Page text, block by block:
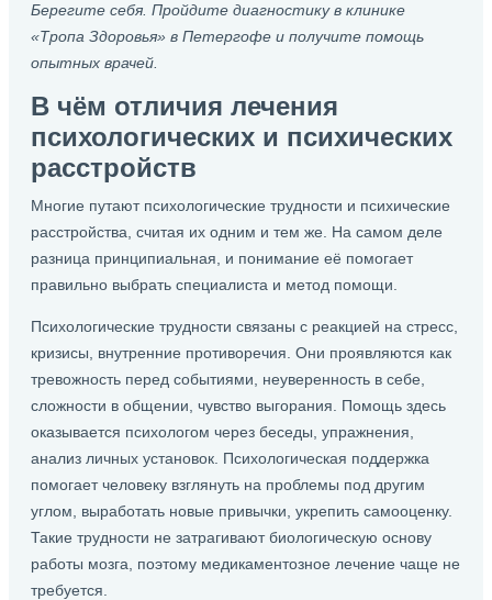
Берегите себя. Пройдите диагностику в клинике
«Тропа Здоровья» в Петергофе и получите помощь
опытных врачей.
В чём отличия лечения
психологических и психических
расстройств
Многие путают психологические трудности и психические
расстройства, считая их одним и тем же. На самом деле
разница принципиальная, и понимание её помогает
правильно выбрать специалиста и метод помощи.
Психологические трудности связаны с реакцией на стресс,
кризисы, внутренние противоречия. Они проявляются как
тревожность перед событиями, неуверенность в себе,
сложности в общении, чувство выгорания. Помощь здесь
оказывается психологом через беседы, упражнения,
анализ личных установок. Психологическая поддержка
помогает человеку взглянуть на проблемы под другим
углом, выработать новые привычки, укрепить самооценку.
Такие трудности не затрагивают биологическую основу
работы мозга, поэтому медикаментозное лечение чаще не
требуется.